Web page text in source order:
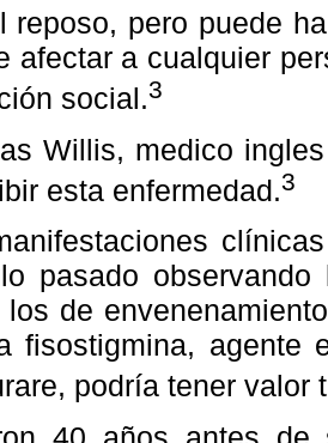
reposo, pero puede
afectar a cualquier
social.3
Willis, medico
esta enfermedad.3
pasado
los de
fisostigmina, agente
podría tener valor